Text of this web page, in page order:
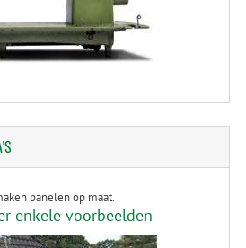
panelen op maat.
enkele voorbeelden